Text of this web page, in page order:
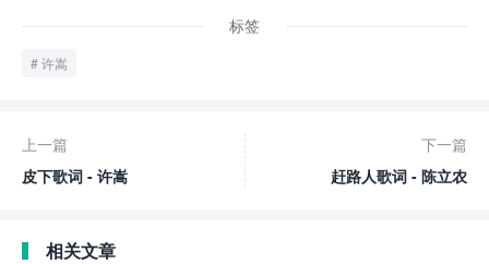
标签
许嵩
上一篇
皮下歌词 - 许嵩
下一篇
赶路人歌词 - 陈立农
相关文章